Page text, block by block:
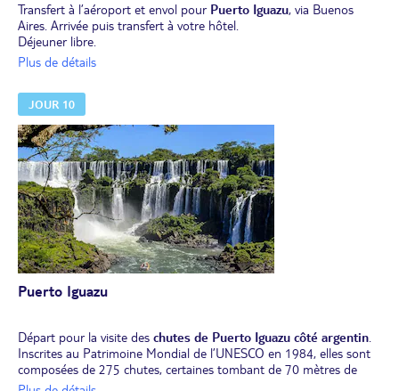
Transfert à l’aéroport et envol pour Puerto Iguazu, via Buenos
Aires. Arrivée puis transfert à votre hôtel.
Déjeuner libre.
Temps libre pour profiter des attraits de la ville.
Plus de détails
JOUR 10
Puerto Iguazu
Départ pour la visite des chutes de Puerto Iguazu côté argentin.
Inscrites au Patrimoine Mondial de l’UNESCO en 1984, elles sont
composées de 275 chutes, certaines tombant de 70 mètres de
hauteur. Vous pénétrerez au cœur d’une forêt subtropicale de 67